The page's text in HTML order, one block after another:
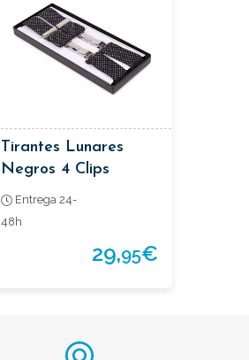
Tirantes Lunares
Negros 4 Clips
Entrega 24-
48h
29,95€